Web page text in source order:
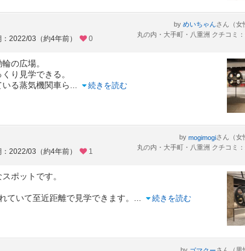
2022/03（約4年前） 0
by めいちゃんさん（女
丸の内・大手町・八重洲 クチコミ
の広場。
り見学できる。
る蒸気機関車ら... 続きを読む
2022/03（約4年前） 1
by mogimogiさん（女
丸の内・大手町・八重洲 クチコミ
ポットです。
ていて至近距離で見学できます。 ... 続きを読む